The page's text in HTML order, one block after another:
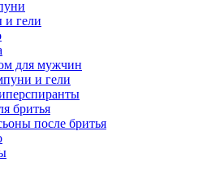
и гели
для мужчин
и гели
бритья
после бритья